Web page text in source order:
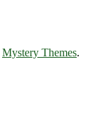
Mystery Themes.